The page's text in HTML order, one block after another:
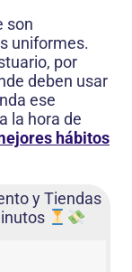
son
uniformes.
por
deben usar
ese
la hora de
hábitos
y Tiendas